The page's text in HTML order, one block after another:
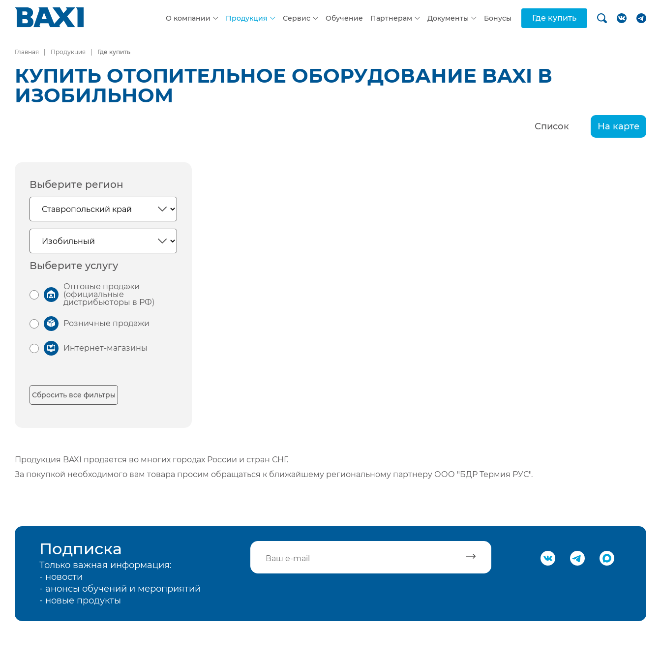
О компании Продукция Сервис Обучение Партнерам Документы Бонусы Где купить
Главная Продукция Где купить
КУПИТЬ ОТОПИТЕЛЬНОЕ ОБОРУДОВАНИЕ BAXI В
ИЗОБИЛЬНОМ
Список На карте
Выберите регион
Выберите услугу
Оптовые продажи
(официальные
дистрибьюторы в РФ)
Розничные продажи
Интернет-магазины
Сбросить все фильтры
Продукция BAXI продается во многих городах России и стран СНГ.
За покупкой необходимого вам товара просим обращаться к ближайшему региональному партнеру ООО "БДР Термия РУС".
Подписка
Только важная информация:
- новости
- анонсы обучений и мероприятий
- новые продукты